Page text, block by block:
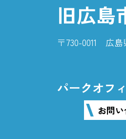
旧広島
〒730-0011 広島
パークオフ
お問